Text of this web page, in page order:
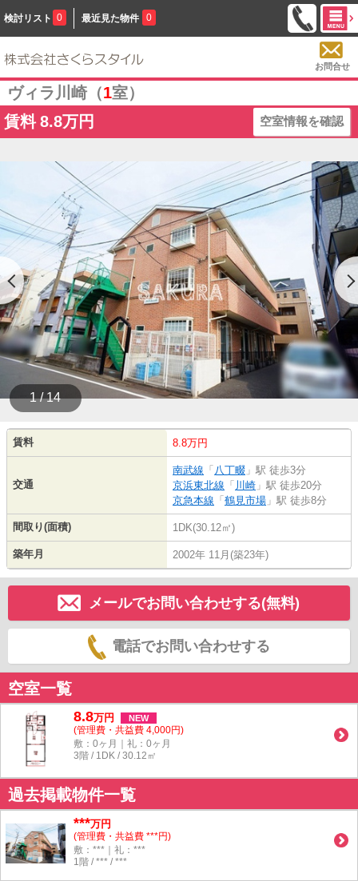
検討リスト 0 最近見た物件 0
お問合せ
ヴィラ川崎（1室）
賃料 8.8万円 空室情報を確認
1 / 14
賃料 8.8万円
交通
南武線 「 八丁畷 」駅 徒歩3分
京浜東北線 「 川崎 」駅 徒歩20分
京急本線 「 鶴見市場 」駅 徒歩8分
間取り(面積) 1DK(30.12㎡)
築年月 2002年 11月(築23年)
メールでお問い合わせする(無料)
電話でお問い合わせする
空室一覧
8.8万円 NEW
(管理費・共益費 4,000円)
敷：0ヶ月｜礼：0ヶ月
3階 / 1DK / 30.12㎡
過去掲載物件一覧
***万円
(管理費・共益費 ***円)
敷：***｜礼：***
1階 / *** / ***